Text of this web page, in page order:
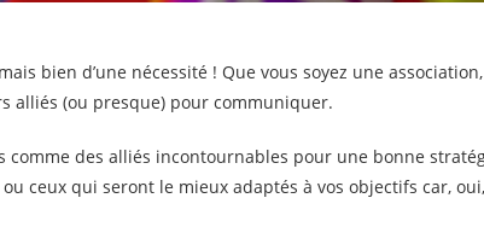
bien d’une nécessité ! Que vous soyez une
alliés (ou presque) pour communiquer.
des alliés incontournables pour une bonne
ceux qui seront le mieux adaptés à vos objectifs car,